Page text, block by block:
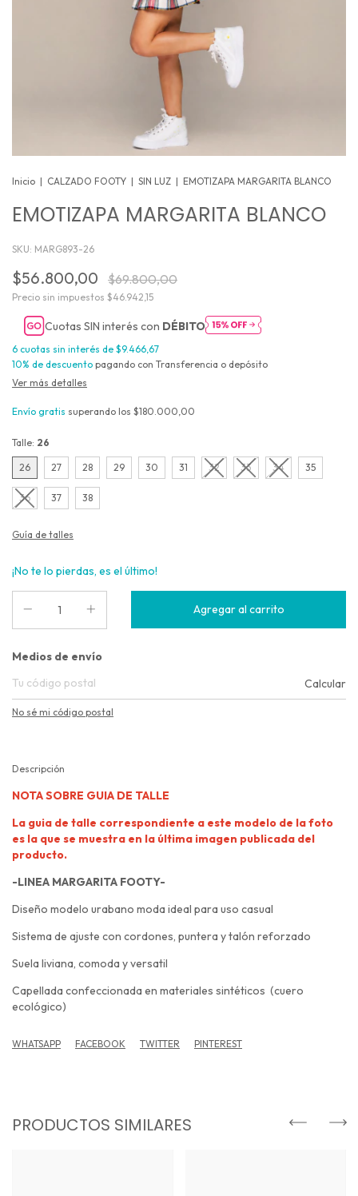
Inicio | CALZADO FOOTY | SIN LUZ | EMOTIZAPA MARGARITA BLANCO
EMOTIZAPA MARGARITA BLANCO
SKU: MARG893-26
$56.800,00 $69.800,00
Precio sin impuestos $46.942,15
Cuotas SIN interés con DÉBITO
6 cuotas sin interés de $9.466,67
10% de descuento pagando con Transferencia o depósito
Ver más detalles
Envío gratis superando los $180.000,00
Talle: 26
26 27 28 29 30 31 32 33 34 35
36 37 38
Guía de talles
¡No te lo pierdas, es el último!
Entregas para el CP:
Medios de envío
Calcular
No sé mi código postal
Descripción
NOTA SOBRE GUIA DE TALLE
La guia de talle correspondiente a este modelo de la foto
es la que se muestra en la última imagen publicada del
producto.
-LINEA MARGARITA FOOTY-
Diseño modelo urabano moda ideal para uso casual
Sistema de ajuste con cordones, puntera y talón reforzado
Suela liviana, comoda y versatil
Capellada confeccionada en materiales sintéticos (cuero
ecológico)
WHATSAPP FACEBOOK TWITTER PINTEREST
PRODUCTOS SIMILARES